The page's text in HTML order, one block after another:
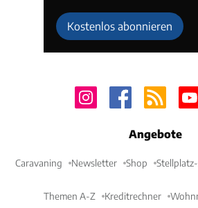
Kostenlos abonnieren
Angebote
Caravaning Newsletter Shop
Themen A-Z Kreditrechner